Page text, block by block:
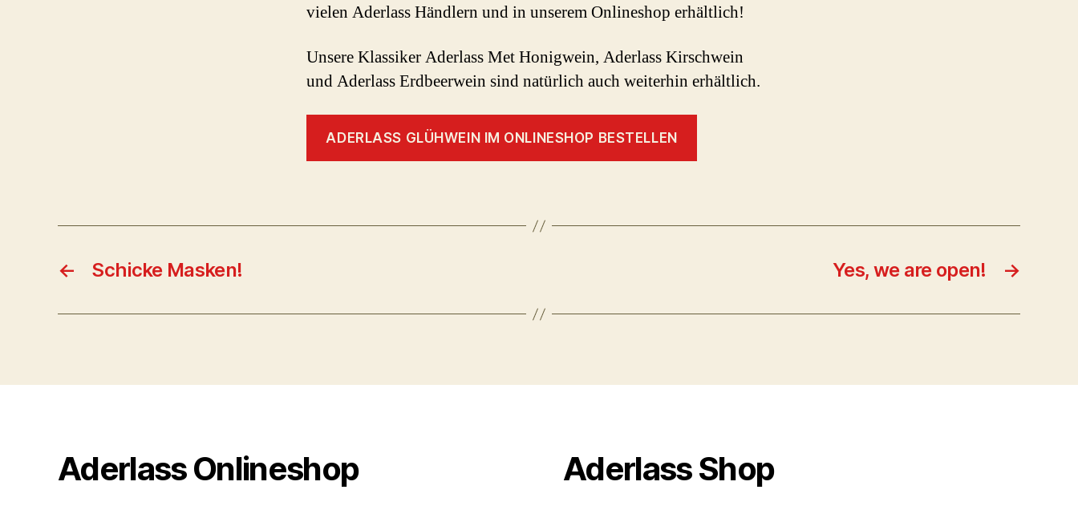
vielen Aderlass Händlern und in unserem Onlineshop erhältlich!
Unsere Klassiker Aderlass Met Honigwein, Aderlass Kirschwein
und Aderlass Erdbeerwein sind natürlich auch weiterhin erhältlich.
ADERLASS GLÜHWEIN IM ONLINESHOP BESTELLEN
← Schicke Masken! →
Yes, we are open!
Aderlass Onlineshop Aderlass Shop